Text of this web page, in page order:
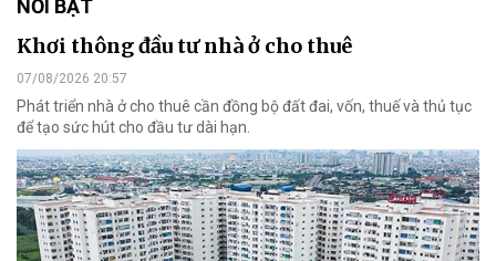
NỔI BẬT
Khơi thông đầu tư nhà ở cho thuê
07/08/2026 20:57
Phát triển nhà ở cho thuê cần đồng bộ đất đai, vốn, thuế và thủ tục
để tạo sức hút cho đầu tư dài hạn.